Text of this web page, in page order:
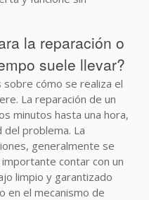
la reparación o
suele llevar?
sobre cómo se realiza el
La reparación de un
minutos hasta una hora,
problema. La
generalmente se
contar con un
limpio y garantizado
en el mecanismo de